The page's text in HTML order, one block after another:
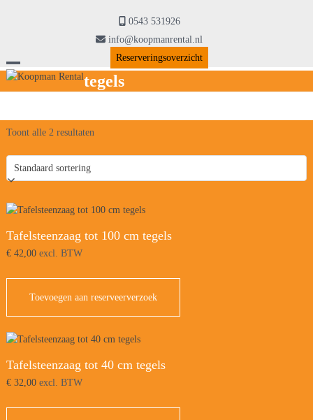
0543 531926
info@koopmanrental.nl
Reserveringsoverzicht
Open
menu
Close
menu
tegels
Toont alle 2 resultaten
Tafelsteenzaag tot 100 cm tegels
€42,00excl. BTW
Toevoegen aan reserveerverzoek
Tafelsteenzaag tot 40 cm tegels
€32,00excl. BTW